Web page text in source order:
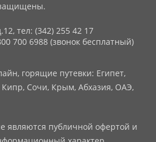
тел: (342) 255 42 17
700 6988 (звонок бесплатный)
горящие путевки: Египет,
Сочи, Крым, Абхазия, ОАЭ,
являются публичной офертой и